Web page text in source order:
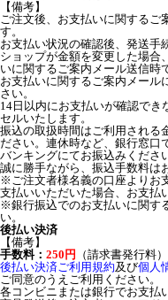
【備考】
ご注文後、お支払いに関するご
す。
お支払い状況の確認後、発送手
ショップが金額を変更した場合
いに関するご案内メール送信時
お支払いに関するご案内メール
さい。
14日以内にお支払いが確認で
セルいたします。
振込の取扱時間はご利用される
ださい。連休時など、銀行窓口
バンキングにてお振込みくださ
誠に勝手ながら、振込手数料は
※ご注文者様名義の口座よりお
支払いいただいた場合、お支払
※銀行振込でのお支払いに関す
い。
後払い決済
【備考】
手数料： 250円
（請求書発行料
後払い決済ご利用規約及び個人
ご同意のうえご利用ください。
各コンビニまたは銀行でお支払